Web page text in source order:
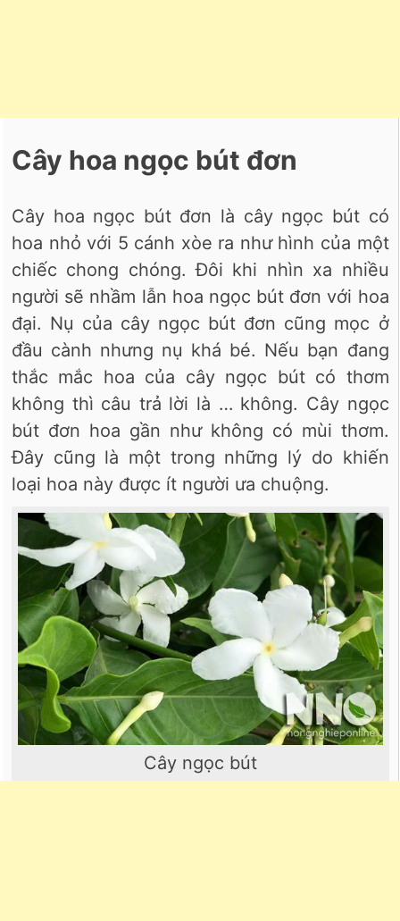
Cây hoa ngọc bút đơn
Cây hoa ngọc bút đơn là cây ngọc bút có
hoa nhỏ với 5 cánh xòe ra như hình của một
chiếc chong chóng. Đôi khi nhìn xa nhiều
người sẽ nhầm lẫn hoa ngọc bút đơn với hoa
đại. Nụ của cây ngọc bút đơn cũng mọc ở
đầu cành nhưng nụ khá bé. Nếu bạn đang
thắc mắc hoa của cây ngọc bút có thơm
không thì câu trả lời là … không. Cây ngọc
bút đơn hoa gần như không có mùi thơm.
Đây cũng là một trong những lý do khiến
loại hoa này được ít người ưa chuộng.
Cây ngọc bút